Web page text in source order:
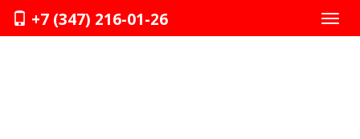
+7 (347) 216-01-26